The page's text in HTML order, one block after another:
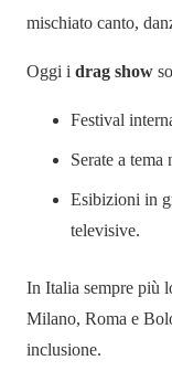
mischiato canto,
Oggi i drag show
Festival
Serate a
Esibizioni in
televisive.
In Italia sempre più
Milano, Roma e
inclusione.